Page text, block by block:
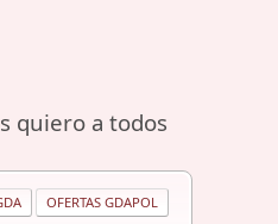
quiero a todos
OFERTAS GDAPOL